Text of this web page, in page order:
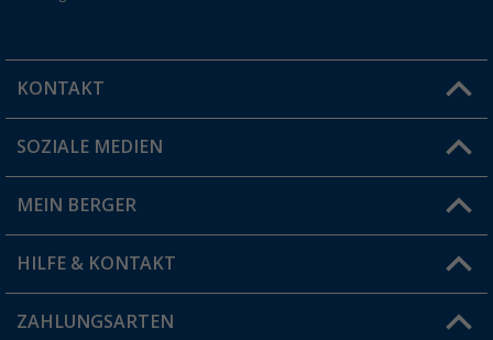
KONTAKT
Du hast eine Frage?
Filiale finden
SOZIALE MEDIEN
MEIN BERGER
Vorteilskarte
Blog
HILFE & KONTAKT
FAQ & Kontakt
ZAHLUNGSARTEN